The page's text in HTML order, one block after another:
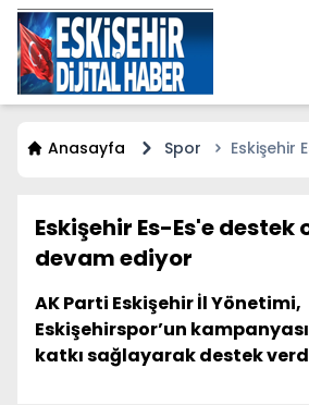
Anasayfa Spor
Eskişehir
Eskişehir Es-Es'e destek
devam ediyor
AK Parti Eskişehir İl Yönetimi,
Eskişehirspor’un
katkı sağlayarak destek